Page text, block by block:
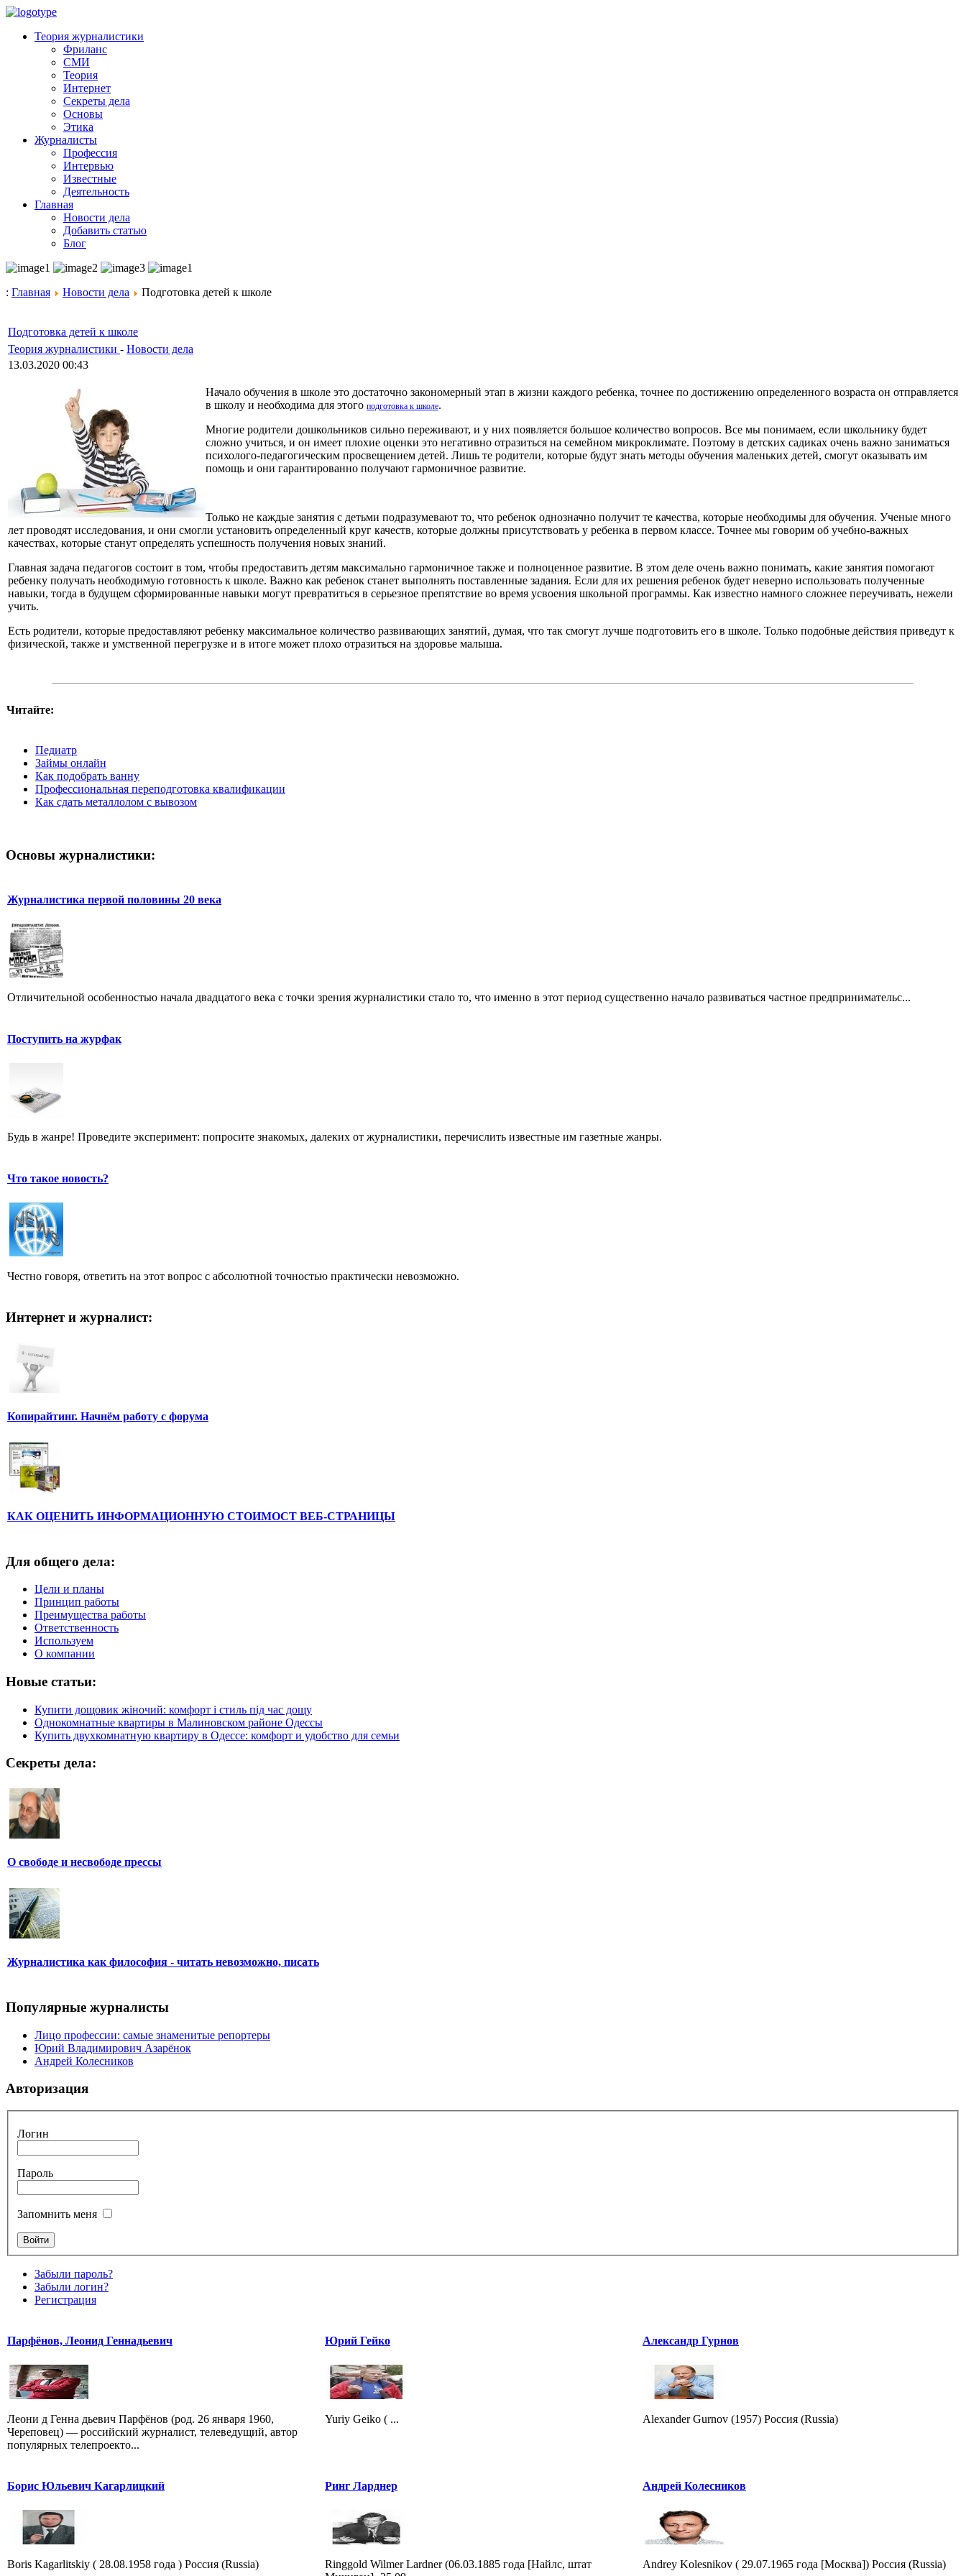
Теория журналистики
Фриланс
СМИ
Теория
Интернет
Секреты дела
Основы
Этика
Журналисты
Профессия
Интервью
Известные
Деятельность
Главная
Новости дела
Добавить статью
Блог
: Главная Новости дела Подготовка детей к школе
Подготовка детей к школе
Теория журналистики - Новости дела
13.03.2020 00:43
Начало обучения в школе это достаточно закономерный этап в жизни каждого ребенка, точнее по достижению определенного возраста он отправляется
в школу и необходима для этого подготовка к школе.
Многие родители дошкольников сильно переживают, и у них появляется большое количество вопросов. Все мы понимаем, если школьнику будет
сложно учиться, и он имеет плохие оценки это негативно отразиться на семейном микроклимате. Поэтому в детских садиках очень важно заниматься
психолого-педагогическим просвещением детей. Лишь те родители, которые будут знать методы обучения маленьких детей, смогут оказывать им
помощь и они гарантированно получают гармоничное развитие.
Только не каждые занятия с детьми подразумевают то, что ребенок однозначно получит те качества, которые необходимы для обучения. Ученые много
лет проводят исследования, и они смогли установить определенный круг качеств, которые должны присутствовать у ребенка в первом классе. Точнее мы говорим об учебно-важных
качествах, которые станут определять успешность получения новых знаний.
Главная задача педагогов состоит в том, чтобы предоставить детям максимально гармоничное также и полноценное развитие. В этом деле очень важно понимать, какие занятия помогают
ребенку получать необходимую готовность к школе. Важно как ребенок станет выполнять поставленные задания. Если для их решения ребенок будет неверно использовать полученные
навыки, тогда в будущем сформированные навыки могут превратиться в серьезное препятствие во время усвоения школьной программы. Как известно намного сложнее переучивать, нежели
учить.
Есть родители, которые предоставляют ребенку максимальное количество развивающих занятий, думая, что так смогут лучше подготовить его в школе. Только подобные действия приведут к
физической, также и умственной перегрузке и в итоге может плохо отразиться на здоровье малыша.
Читайте:
Педиатр
Займы онлайн
Как подобрать ванну
Профессиональная переподготовка квалификации
Как сдать металлолом с вывозом
Основы журналистики:
Журналистика первой половины 20 века
Отличительной особенностью начала двадцатого века с точки зрения журналистики стало то, что именно в этот период существенно начало развиваться частное предпринимательс...
Поступить на журфак
Будь в жанре! Проведите эксперимент: попросите знакомых, далеких от журналистики, перечислить известные им газетные жанры.
Что такое новость?
Честно говоря, ответить на этот вопрос с абсолютной точностью практически невозможно.
Интернет и журналист:
Копирайтинг. Начнём работу с форума
КАК ОЦЕНИТЬ ИНФОРМАЦИОННУЮ СТОИМОСТ ВЕБ-СТРАНИЦЫ
Для общего дела:
Цели и планы
Принцип работы
Преимущества работы
Ответственность
Используем
О компании
Новые статьи:
Купити дощовик жіночий: комфорт і стиль під час дощу
Однокомнатные квартиры в Малиновском районе Одессы
Купить двухкомнатную квартиру в Одессе: комфорт и удобство для семьи
Секреты дела:
О свободе и несвободе прессы
Журналистика как философия - читать невозможно, писать
Популярные журналисты
Лицо профессии: самые знаменитые репортеры
Юрий Владимирович Азарёнок
Андрей Колесников
Авторизация
Логин
Пароль
Запомнить меня
Забыли пароль?
Забыли логин?
Регистрация
Парфёнов, Леонид Геннадьевич
Леони д Генна дьевич Парфёнов (род. 26 января 1960,
Череповец) — российский журналист, телеведущий, автор
популярных телепроекто...
Юрий Гейко
Yuriy Geiko ( ...
Александр Гурнов
Alexander Gurnov (1957) Россия (Russia)
Борис Юльевич Кагарлицкий
Boris Kagarlitskiy ( 28.08.1958 года ) Россия (Russia)
Ринг Ларднер
Ringgold Wilmer Lardner (06.03.1885 года [Найлс, штат
Андрей Колесников
Andrey Kolesnikov ( 29.07.1965 года [Москва]) Россия (Russia)